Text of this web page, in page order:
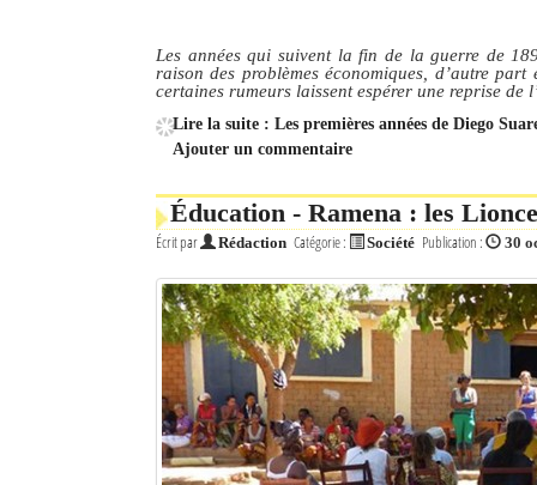
Les années qui suivent la fin de la guerre de
raison des problèmes économiques, d’autre
certaines rumeurs laissent espérer une reprise de
Lire la suite : Les premières années de Diego
Ajouter un commentaire
Éducation - Ramena : les
Écrit par Rédaction Catégorie : Société Publication : 30